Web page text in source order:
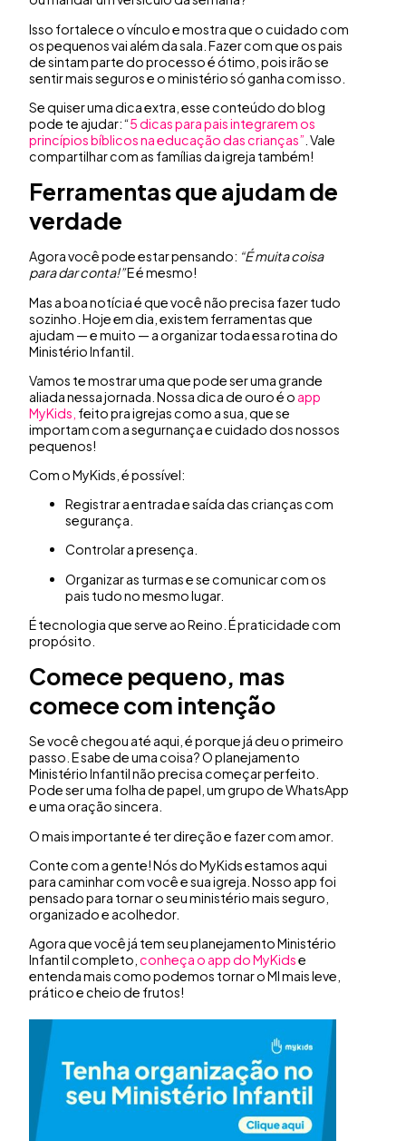
Isso fortalece o vínculo e mostra que o cuidado com
os pequenos vai além da sala. Fazer com que os pais
de sintam parte do processo é ótimo, pois irão se
sentir mais seguros e o ministério só ganha com isso.
Se quiser uma dica extra, esse conteúdo do blog
pode te ajudar: “5 dicas para pais integrarem os
princípios bíblicos na educação das crianças” . Vale
compartilhar com as famílias da igreja também!
Ferramentas que ajudam de
verdade
Agora você pode estar pensando: “É muita coisa
para dar conta!”E é mesmo!
Mas a boa notícia é que você não precisa fazer tudo
sozinho. Hoje em dia, existem ferramentas que
ajudam — e muito — a organizar toda essa rotina do
Ministério Infantil.
Vamos te mostrar uma que pode ser uma grande
aliada nessa jornada. Nossa dica de ouro é o app
MyKids, feito pra igrejas como a sua, que se
importam com a segurnança e cuidado dos nossos
pequenos!
Com o MyKids, é possível:
Registrar a entrada e saída das crianças com
segurança.
Controlar a presença.
Organizar as turmas e se comunicar com os
pais tudo no mesmo lugar.
É tecnologia que serve ao Reino. É praticidade com
propósito.
Comece pequeno, mas
comece com intenção
Se você chegou até aqui, é porque já deu o primeiro
passo. E sabe de uma coisa? O planejamento
Ministério Infantil não precisa começar perfeito.
Pode ser uma folha de papel, um grupo de WhatsApp
e uma oração sincera.
O mais importante é ter direção e fazer com amor.
Conte com a gente! Nós do MyKids estamos aqui
para caminhar com você e sua igreja. Nosso app foi
pensado para tornar o seu ministério mais seguro,
organizado e acolhedor.
Agora que você já tem seu planejamento Ministério
Infantil completo, conheça o app do MyKidse
entenda mais como podemos tornar o MI mais leve,
prático e cheio de frutos!